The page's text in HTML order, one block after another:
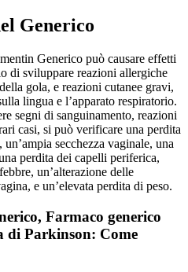
Generico
Generico può causare effetti
di sviluppare reazioni allergiche
gola, e reazioni cutanee gravi,
lingua e l’apparato respiratorio.
segni di sanguinamento, reazioni
casi, si può verificare una perdita
secchezza vaginale, una
perdita dei capelli periferica,
un’alterazione delle
e un’elevata perdita di peso.
Farmaco generico
di Parkinson: Come